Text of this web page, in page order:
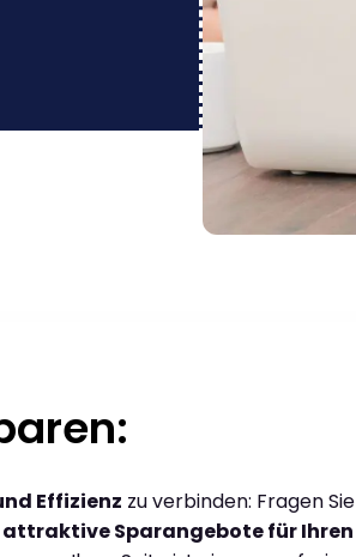
Effizienz zu verbinden: Fragen Sie
attraktive Sparangebote für Ihren